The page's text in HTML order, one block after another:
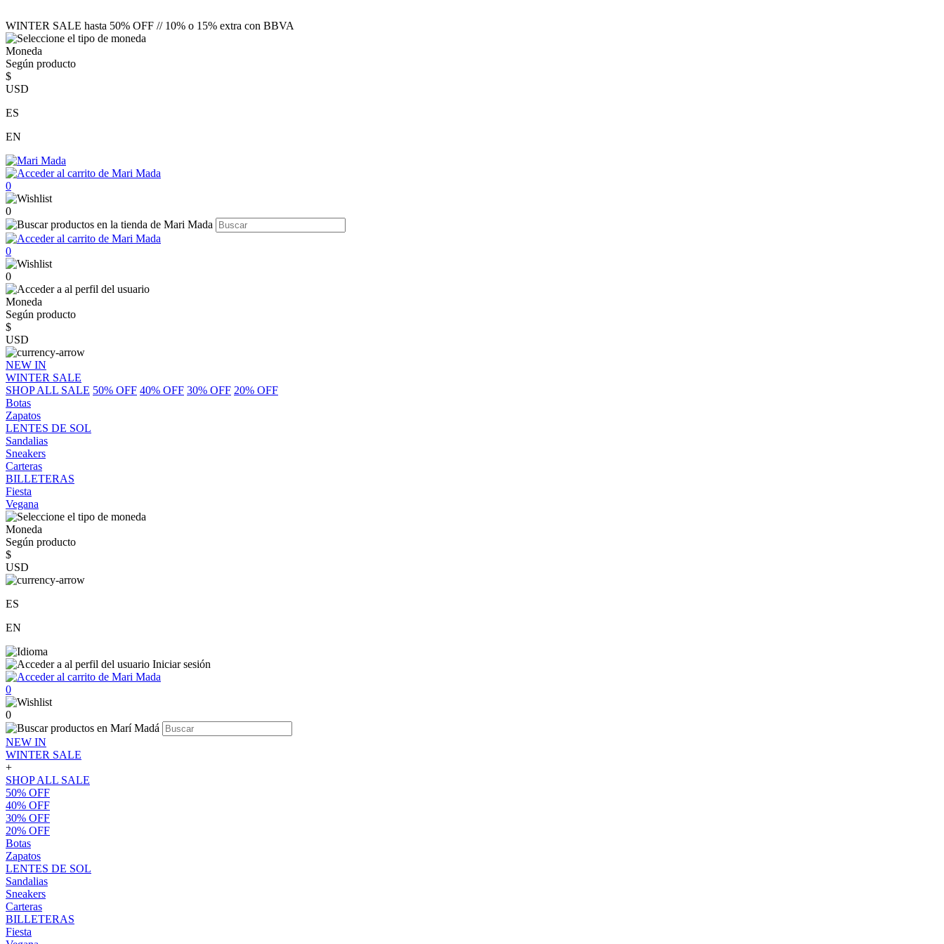
WINTER SALE hasta 50% OFF // 10% o 15% extra con BBVA
Moneda
Según producto
$
USD
ES
EN
0
0
0
0
Moneda
Según producto
$
USD
NEW IN
WINTER SALE
SHOP ALL SALE 50% OFF 40% OFF 30% OFF 20% OFF
Botas
Zapatos
LENTES DE SOL
Sandalias
Sneakers
Carteras
BILLETERAS
Fiesta
Vegana
Moneda
Según producto
$
USD
ES
EN
Iniciar sesión
0
0
NEW IN
WINTER SALE
+
SHOP ALL SALE
50% OFF
40% OFF
30% OFF
20% OFF
Botas
Zapatos
LENTES DE SOL
Sandalias
Sneakers
Carteras
BILLETERAS
Fiesta